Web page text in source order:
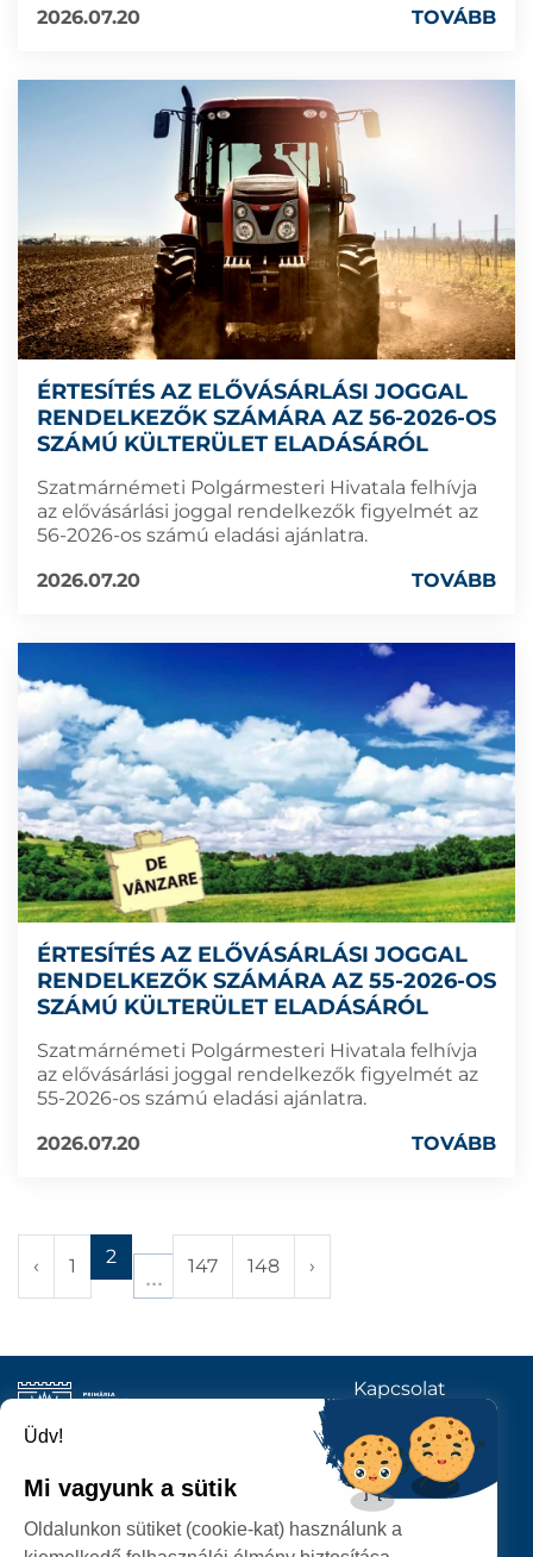
2026.07.20
TOVÁBB
ÉRTESÍTÉS AZ ELŐVÁSÁRLÁSI JOGGAL
RENDELKEZŐK SZÁMÁRA AZ 56-2026-OS
SZÁMÚ KÜLTERÜLET ELADÁSÁRÓL
Szatmárnémeti Polgármesteri Hivatala felhívja
az elővásárlási joggal rendelkezők figyelmét az
56-2026-os számú eladási ajánlatra.
2026.07.20
TOVÁBB
ÉRTESÍTÉS AZ ELŐVÁSÁRLÁSI JOGGAL
RENDELKEZŐK SZÁMÁRA AZ 55-2026-OS
SZÁMÚ KÜLTERÜLET ELADÁSÁRÓL
Szatmárnémeti Polgármesteri Hivatala felhívja
az elővásárlási joggal rendelkezők figyelmét az
55-2026-os számú eladási ajánlatra.
2026.07.20
TOVÁBB
‹ 1 2 147 148 ›
SZATMÁRNÉMETI
POLGÁRMESTERI HIVATAL
Kapcsolat
KÖVESSENEK
Üdv!
Mi vagyunk a sütik
Oldalunkon sütiket (cookie-kat) használunk a